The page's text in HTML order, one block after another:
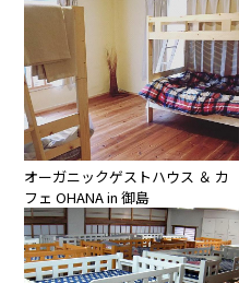
オーガニックゲストハウス ＆ カ
フェ OHANA in 御島